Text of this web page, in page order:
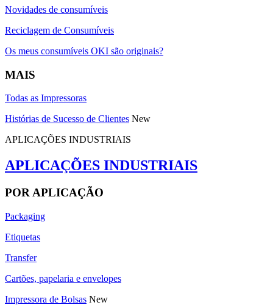
Novidades de consumíveis
Reciclagem de Consumíveis
Os meus consumíveis OKI são originais?
MAIS
Todas as Impressoras
Histórias de Sucesso de Clientes New
APLICAÇÕES INDUSTRIAIS
APLICAÇÕES INDUSTRIAIS
POR APLICAÇÃO
Packaging
Etiquetas
Transfer
Cartões, papelaria e envelopes
Impressora de Bolsas New